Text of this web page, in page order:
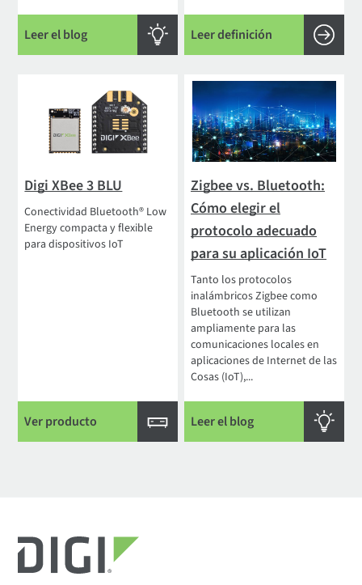
Leer el blog Leer definición
Digi XBee 3 BLU
Conectividad Bluetooth® Low
Energy compacta y flexible
para dispositivos IoT
Ver producto
Zigbee vs. Bluetooth:
Cómo elegir el
protocolo adecuado
para su aplicación IoT
Tanto los protocolos
inalámbricos Zigbee como
Bluetooth se utilizan
ampliamente para las
comunicaciones locales en
aplicaciones de Internet de las
Cosas (IoT),...
Leer el blog